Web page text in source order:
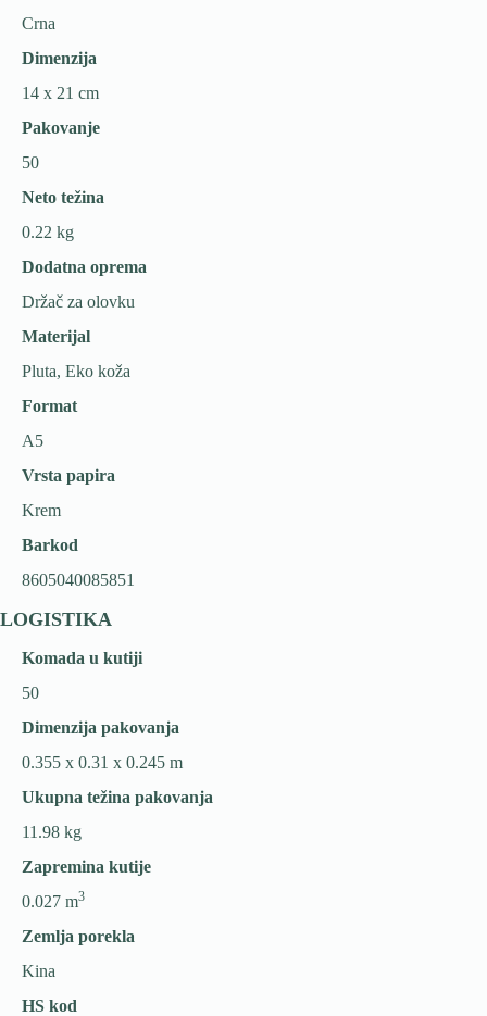
Crna
Dimenzija
14 x 21 cm
Pakovanje
50
Neto težina
0.22 kg
Dodatna oprema
Držač za olovku
Materijal
Pluta, Eko koža
Format
A5
Vrsta papira
Krem
Barkod
8605040085851
LOGISTIKA
Komada u kutiji
50
Dimenzija pakovanja
0.355 x 0.31 x 0.245 m
Ukupna težina pakovanja
11.98 kg
Zapremina kutije
0.027 m3
Zemlja porekla
Kina
HS kod